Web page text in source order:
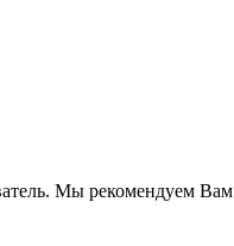
Мы рекомендуем Вам